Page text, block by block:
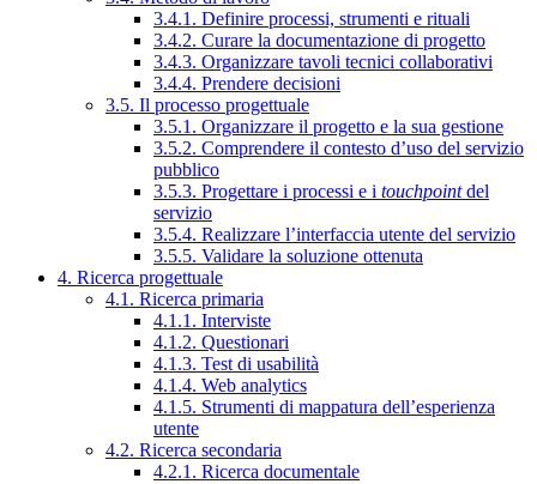
3.4.1. Definire processi, strumenti e rituali
3.4.2. Curare la documentazione di progetto
3.4.3. Organizzare tavoli tecnici collaborativi
3.4.4. Prendere decisioni
3.5. Il processo progettuale
3.5.1. Organizzare il progetto e la sua gestione
3.5.2. Comprendere il contesto d’uso del servizio
pubblico
3.5.3. Progettare i processi e i touchpointdel
servizio
3.5.4. Realizzare l’interfaccia utente del servizio
3.5.5. Validare la soluzione ottenuta
4. Ricerca progettuale
4.1. Ricerca primaria
4.1.1. Interviste
4.1.2. Questionari
4.1.3. Test di usabilità
4.1.4. Web analytics
4.1.5. Strumenti di mappatura dell’esperienza
utente
4.2. Ricerca secondaria
4.2.1. Ricerca documentale